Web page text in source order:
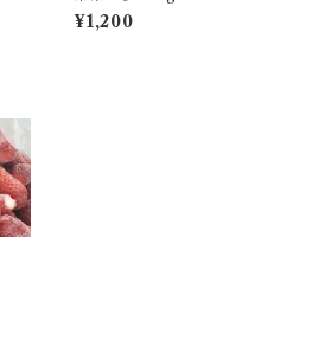
¥1,200